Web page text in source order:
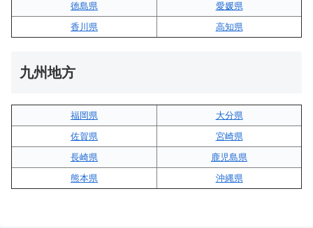
徳島県
愛媛県
香川県
高知県
九州地方
福岡県
大分県
佐賀県
宮崎県
長崎県
鹿児島県
熊本県
沖縄県